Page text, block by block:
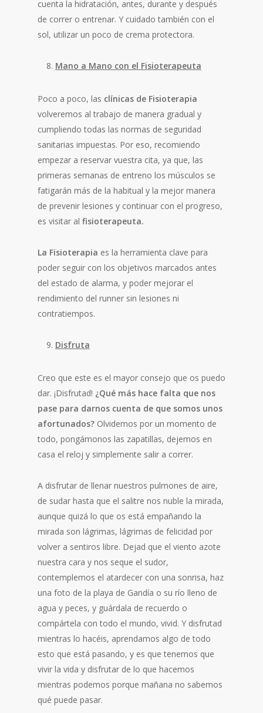
cuenta la hidratación, antes, durante y después
de correr o entrenar. Y cuidado también con el
sol, utilizar un poco de crema protectora.
Mano a Mano con el Fisioterapeuta
Poco a poco, las clínicas de Fisioterapia
volveremos al trabajo de manera gradual y
cumpliendo todas las normas de seguridad
sanitarias impuestas. Por eso, recomiendo
empezar a reservar vuestra cita, ya que, las
primeras semanas de entreno los músculos se
fatigarán más de la habitual y la mejor manera
de prevenir lesiones y continuar con el progreso,
es visitar al fisioterapeuta.
La Fisioterapia es la herramienta clave para
poder seguir con los objetivos marcados antes
del estado de alarma, y poder mejorar el
rendimiento del runner sin lesiones ni
contratiempos.
Disfruta
Creo que este es el mayor consejo que os puedo
dar. ¡Disfrutad! ¿Qué más hace falta que nos
pase para darnos cuenta de que somos unos
afortunados? Olvidemos por un momento de
todo, pongámonos las zapatillas, dejemos en
casa el reloj y simplemente salir a correr.
A disfrutar de llenar nuestros pulmones de aire,
de sudar hasta que el salitre nos nuble la mirada,
aunque quizá lo que os está empañando la
mirada son lágrimas, lágrimas de felicidad por
volver a sentiros libre. Dejad que el viento azote
nuestra cara y nos seque el sudor,
contemplemos el atardecer con una sonrisa, haz
una foto de la playa de Gandía o su río lleno de
agua y peces, y guárdala de recuerdo o
compártela con todo el mundo, vivid. Y disfrutad
mientras lo hacéis, aprendamos algo de todo
esto que está pasando, y es que tenemos que
vivir la vida y disfrutar de lo que hacemos
mientras podemos porque mañana no sabemos
qué puede pasar.